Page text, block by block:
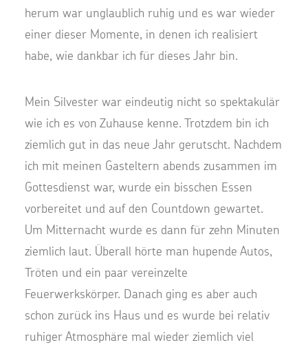
herum war unglaublich ruhig und es war wieder
einer dieser Momente, in denen ich realisiert
habe, wie dankbar ich für dieses Jahr bin.
Mein Silvester war eindeutig nicht so spektakulär
wie ich es von Zuhause kenne. Trotzdem bin ich
ziemlich gut in das neue Jahr gerutscht. Nachdem
ich mit meinen Gasteltern abends zusammen im
Gottesdienst war, wurde ein bisschen Essen
vorbereitet und auf den Countdown gewartet.
Um Mitternacht wurde es dann für zehn Minuten
ziemlich laut. Überall hörte man hupende Autos,
Tröten und ein paar vereinzelte
Feuerwerkskörper. Danach ging es aber auch
schon zurück ins Haus und es wurde bei relativ
ruhiger Atmosphäre mal wieder ziemlich viel